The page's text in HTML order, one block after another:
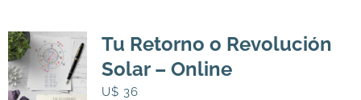
Tu Retorno o Revolución
Solar – Online
U$ 36